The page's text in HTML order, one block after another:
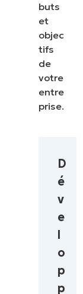
buts
et
objec
tifs
de
votre
entre
prise.
D
é
v
e
l
o
p
p